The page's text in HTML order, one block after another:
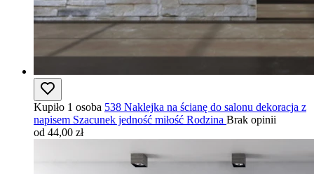
Kupiło 1 osoba 538 Naklejka na ścianę do salonu dekoracja z
napisem Szacunek jedność miłość Rodzina Brak opinii
od 44,00 zł